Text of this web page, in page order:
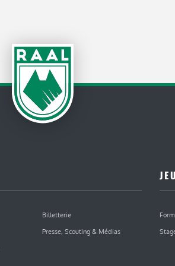
Billetterie
Presse, Scouting & Médias